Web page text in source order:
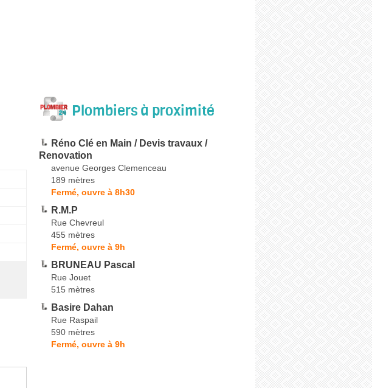
Plombiers à proximité
Réno Clé en Main / Devis travaux /
Renovation
avenue Georges Clemenceau
189 mètres
Fermé, ouvre à 8h30
R.M.P
Rue Chevreul
455 mètres
Fermé, ouvre à 9h
BRUNEAU Pascal
Rue Jouet
515 mètres
Basire Dahan
Rue Raspail
590 mètres
Fermé, ouvre à 9h